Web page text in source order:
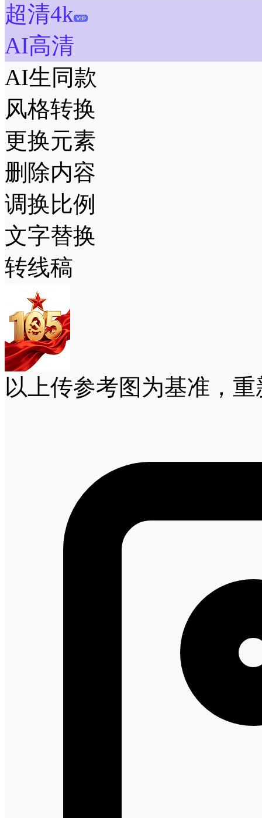
超清4k
AI高清
AI生同款
风格转换
更换元素
删除内容
调换比例
文字替换
转线稿
以上传参考图为基准，